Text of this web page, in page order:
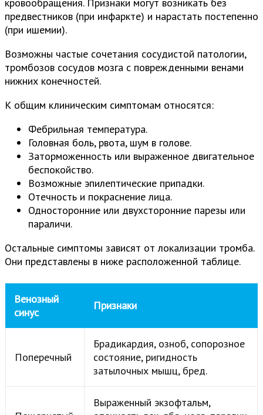
кровообращения. Признаки могут возникать без
предвестников (при инфаркте) и нарастать постепенно
(при ишемии).
Возможны частые сочетания сосудистой патологии,
тромбозов сосудов мозга с поврежденными венами
нижних конечностей.
К общим клиническим симптомам относятся:
Фебрильная температура.
Головная боль, рвота, шум в голове.
Заторможенность или выраженное двигательное
беспокойство.
Возможные эпилептические припадки.
Отечность и покраснение лица.
Односторонние или двухсторонние парезы или
параличи.
Остальные симптомы зависят от локализации тромба.
Они представлены в ниже расположенной таблице.
Венозный
синус
Признаки
Поперечный
Брадикардия, озноб, сопорозное
состояние, ригидность
затылочных мышц, бред.
Выраженный экзофтальм,